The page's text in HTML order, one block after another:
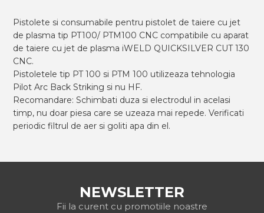
Pistolete si consumabile pentru pistolet de taiere cu jet
de plasma tip PT100/ PTM100 CNC compatibile cu aparat
de taiere cu jet de plasma iWELD QUICKSILVER CUT 130
CNC.
Pistoletele tip PT 100 si PTM 100 utilizeaza tehnologia
Pilot Arc Back Striking si nu HF.
Recomandare: Schimbati duza si electrodul in acelasi
timp, nu doar piesa care se uzeaza mai repede. Verificati
periodic filtrul de aer si goliti apa din el.
NEWSLETTER
Fii la curent cu promotiile noastre